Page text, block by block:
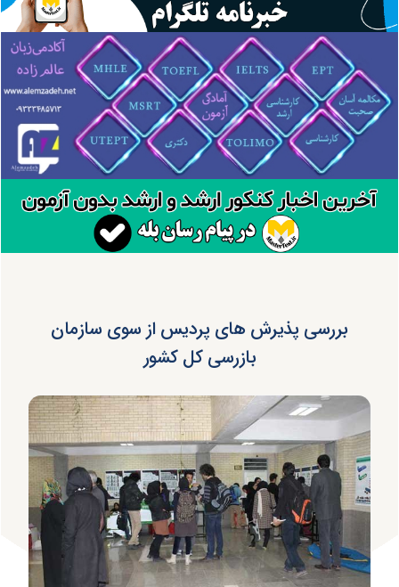
بررسی پذیرش های پردیس از سوی سازمان
بازرسی کل کشور